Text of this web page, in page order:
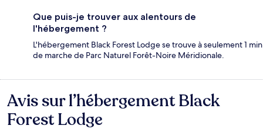
Que puis-je trouver aux alentours de
l'hébergement ?
L'hébergement Black Forest Lodge se trouve à seulement 1 min
de marche de Parc Naturel Forêt-Noire Méridionale.
Avis
Avis sur l’hébergement Black
Forest Lodge